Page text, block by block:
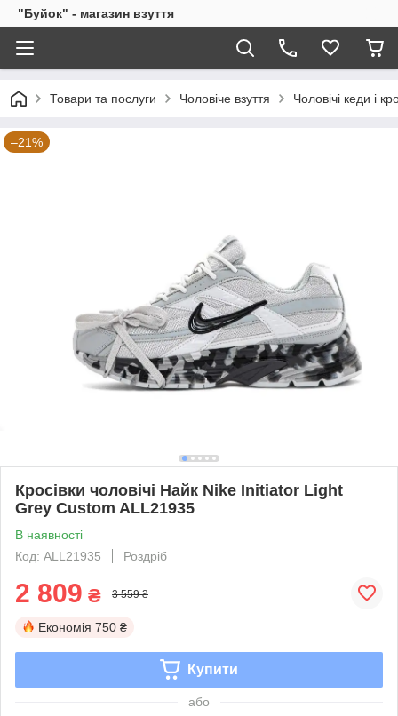
"Буйок" - магазин взуття
Товари та послуги Чоловіче взуття Чоловічі кеди і
–21%
Кросівки чоловічі Найк Nike Initiator Light
Grey Custom ALL21935
В наявності
Код: ALL21935
Роздріб
2 809 ₴ 3 559 ₴
Економія 750 ₴
Купити
або